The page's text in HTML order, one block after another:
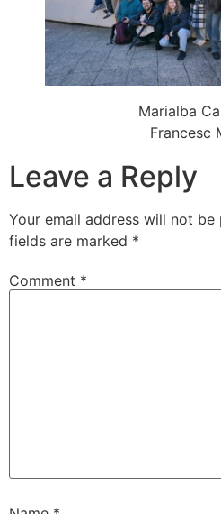
Marialba
Francesc
Leave a Reply
Your email address will not be
fields are marked *
Comment *